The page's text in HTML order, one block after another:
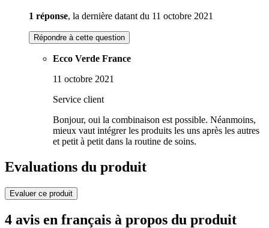
1 réponse, la dernière datant du 11 octobre 2021
Répondre à cette question
Ecco Verde France
11 octobre 2021
Service client
Bonjour, oui la combinaison est possible. Néanmoins,
mieux vaut intégrer les produits les uns après les autres
et petit à petit dans la routine de soins.
Evaluations du produit
Evaluer ce produit
4 avis en français à propos du produit